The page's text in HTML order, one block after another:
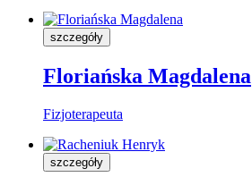
szczegóły
Floriańska Magdalena
Fizjoterapeuta
szczegóły